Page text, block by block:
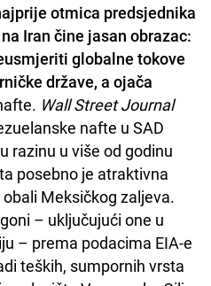
otmica predsjednika
Iran čine jasan obrazac:
globalne tokove
države, a ojača
Wall Street Journal
nafte u SAD
razinu u više od godinu
posebno je atraktivna
Meksičkog zaljeva.
– uključujući one u
– prema podacima EIA-e
teških, sumpornih vrsta